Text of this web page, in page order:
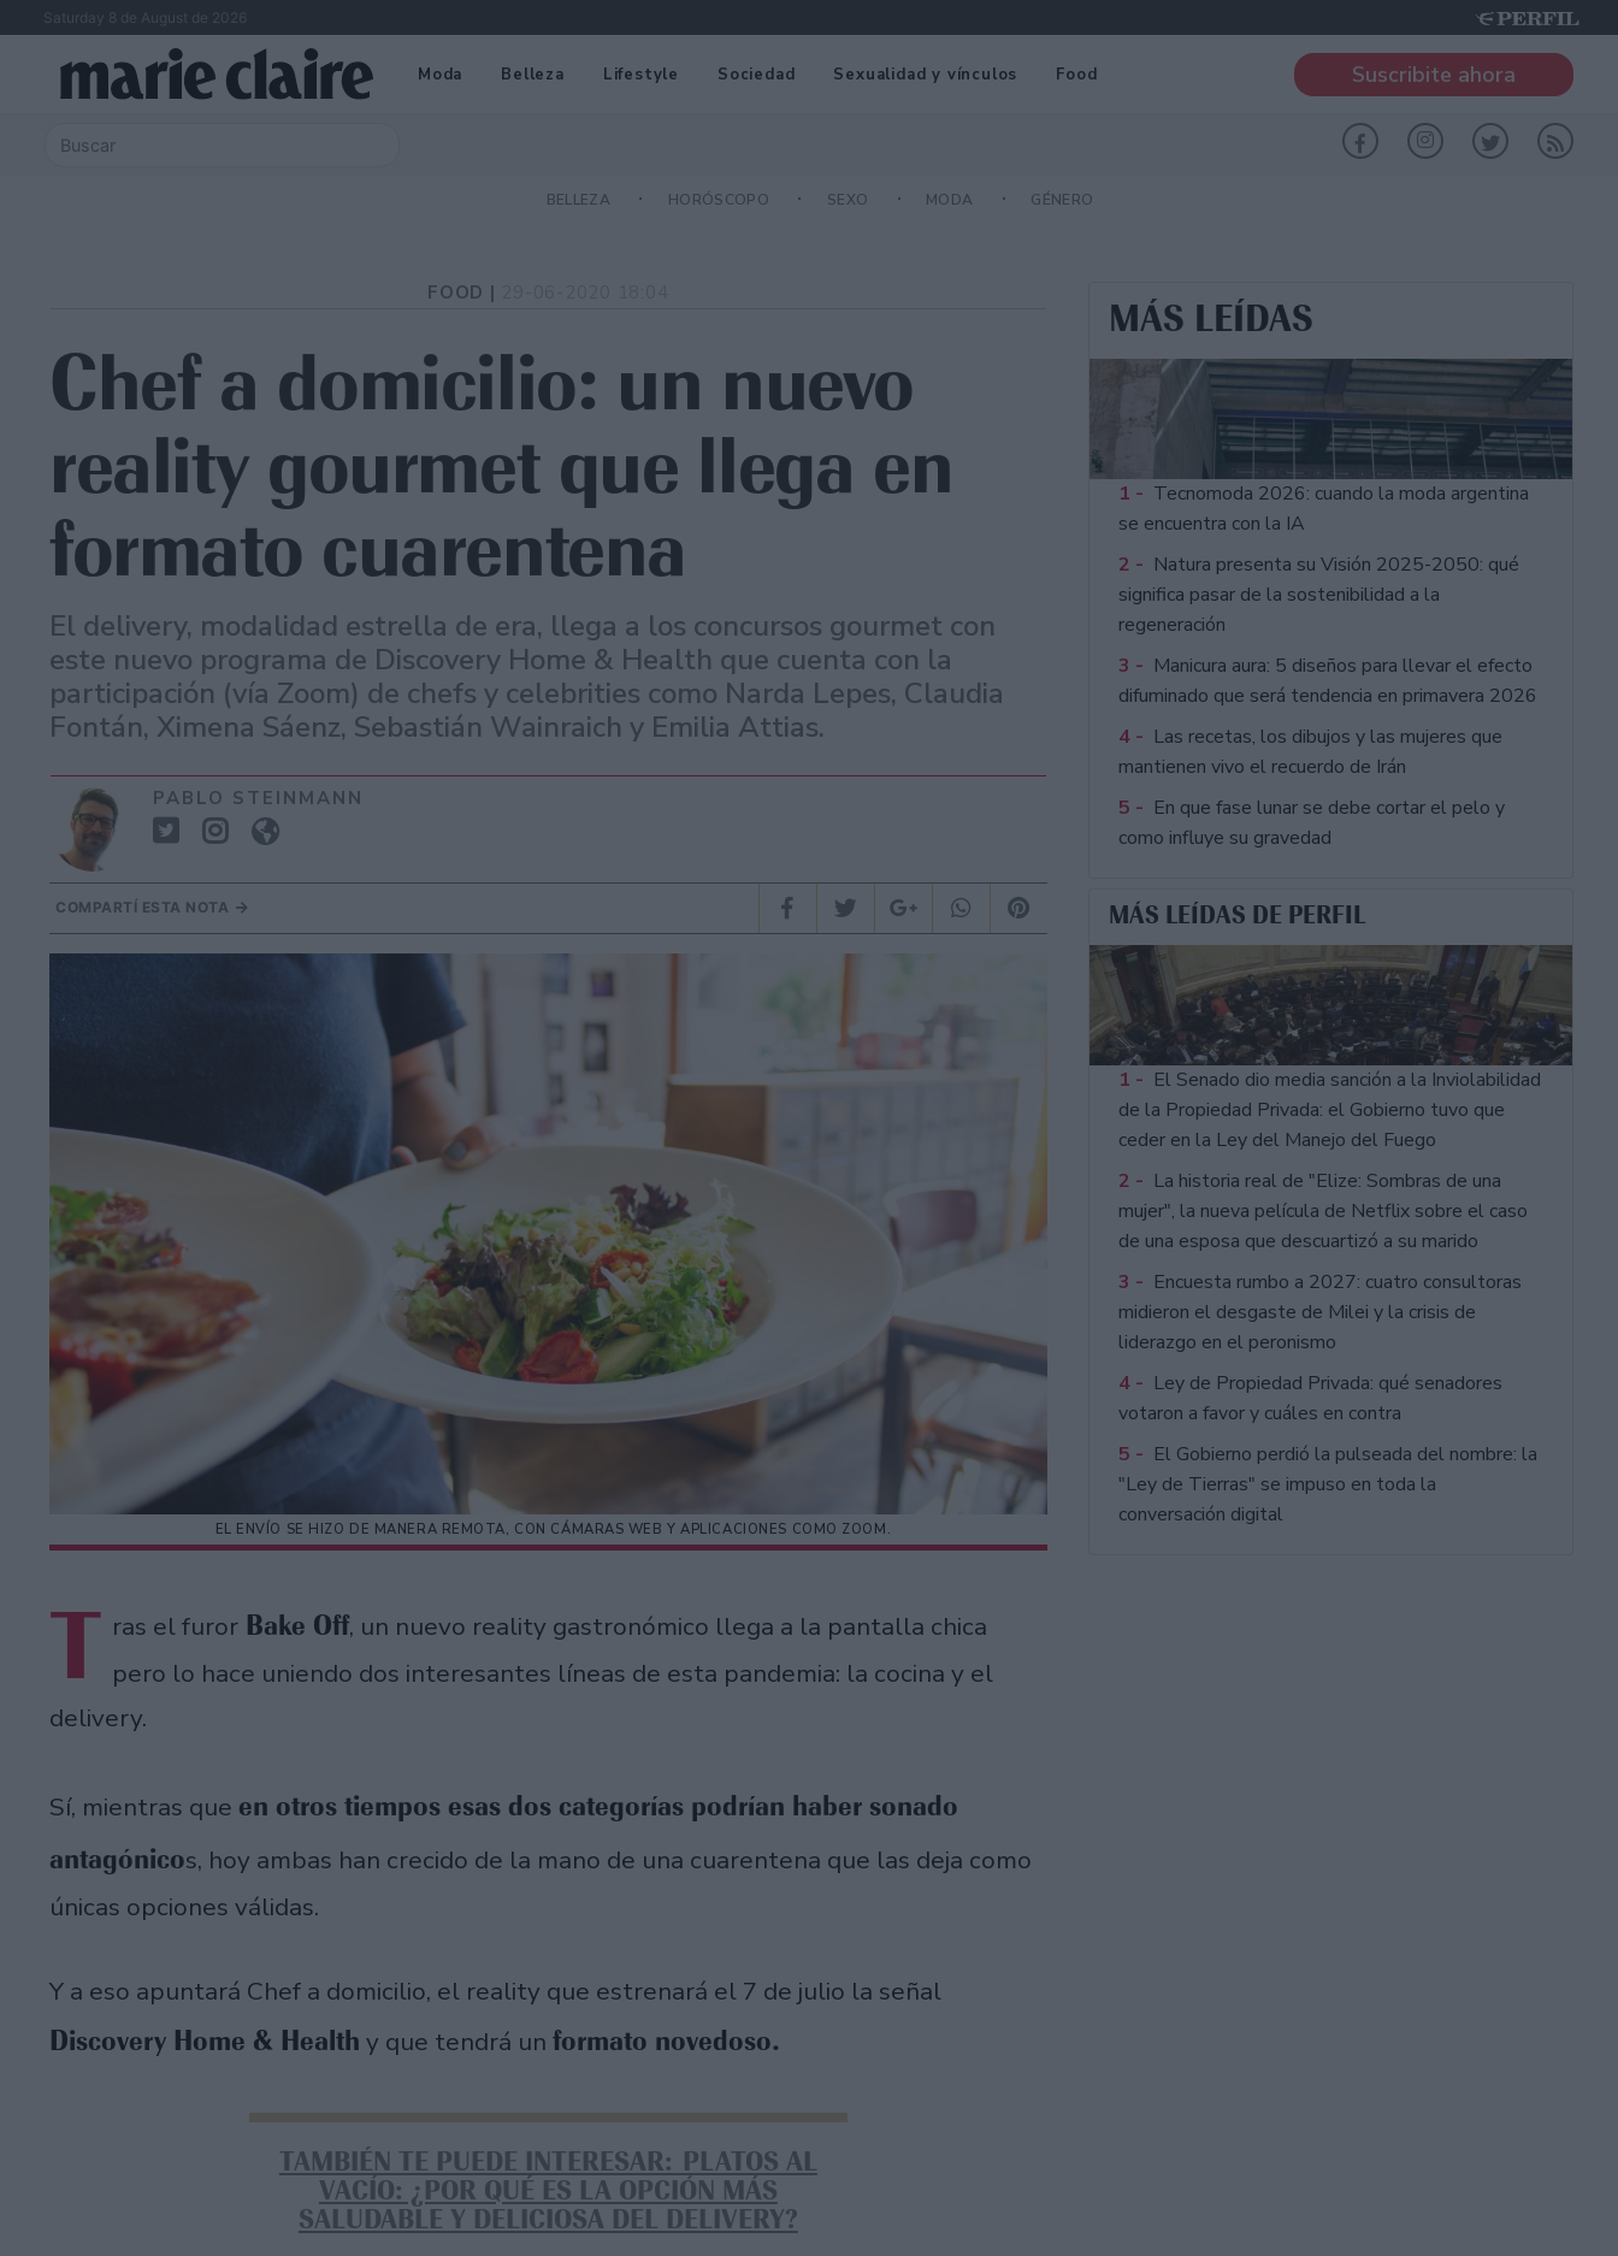
Saturday 8 de August de 2026
Moda Belleza Lifestyle Sociedad Sexualidad y vínculos Food Suscribite ahora
BELLEZA HORÓSCOPO SEXO MODA GÉNERO
FOOD |
Chef a domicilio: un nuevo
reality gourmet que llega en
formato cuarentena
El delivery, modalidad estrella de era, llega a los concursos gourmet con
este nuevo programa de Discovery Home & Health que cuenta con la
participación (vía Zoom) de chefs y celebrities como Narda Lepes, Claudia
Fontán, Ximena Sáenz, Sebastián Wainraich y Emilia Attias.
PABLO STEINMANN
COMPARTÍ ESTA NOTA
EL ENVÍO SE HIZO DE MANERA REMOTA, CON CÁMARAS WEB Y APLICACIONES COMO ZOOM.
T ras el furor Bake Off, un nuevo reality gastronómico llega a la pantalla chica
pero lo hace uniendo dos interesantes líneas de esta pandemia: la cocina y el
delivery.
Sí, mientras que en otros tiempos esas dos categorías podrían haber sonado
antagónicos, hoy ambas han crecido de la mano de una cuarentena que las deja como
únicas opciones válidas.
Y a eso apuntará Chef a domicilio, el reality que estrenará el 7 de julio la señal
Discovery Home & Health y que tendrá un formato novedoso.
TAMBIÉN TE PUEDE INTERESAR: PLATOS AL
VACÍO: ¿POR QUÉ ES LA OPCIÓN MÁS
SALUDABLE Y DELICIOSA DEL DELIVERY?
MÁS LEÍDAS
1 - Tecnomoda 2026: cuando la moda argentina
se encuentra con la IA
2 - Natura presenta su Visión 2025-2050: qué
significa pasar de la sostenibilidad a la
regeneración
3 - Manicura aura: 5 diseños para llevar el efecto
difuminado que será tendencia en primavera 2026
4 - Las recetas, los dibujos y las mujeres que
mantienen vivo el recuerdo de Irán
5 - En que fase lunar se debe cortar el pelo y
como influye su gravedad
MÁS LEÍDAS DE PERFIL
1 - El Senado dio media sanción a la Inviolabilidad
de la Propiedad Privada: el Gobierno tuvo que
ceder en la Ley del Manejo del Fuego
2 - La historia real de "Elize: Sombras de una
mujer", la nueva película de Netflix sobre el caso
de una esposa que descuartizó a su marido
3 - Encuesta rumbo a 2027: cuatro consultoras
midieron el desgaste de Milei y la crisis de
liderazgo en el peronismo
4 - Ley de Propiedad Privada: qué senadores
votaron a favor y cuáles en contra
5 - El Gobierno perdió la pulseada del nombre: la
"Ley de Tierras" se impuso en toda la
conversación digital